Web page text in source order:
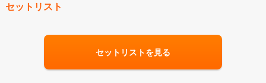
セットリスト
セットリストを見る